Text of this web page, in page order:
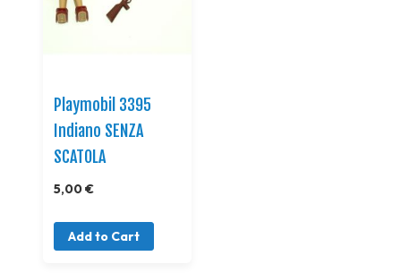
Playmobil 3395
Indiano SENZA
SCATOLA
5,00 €
Add to Cart